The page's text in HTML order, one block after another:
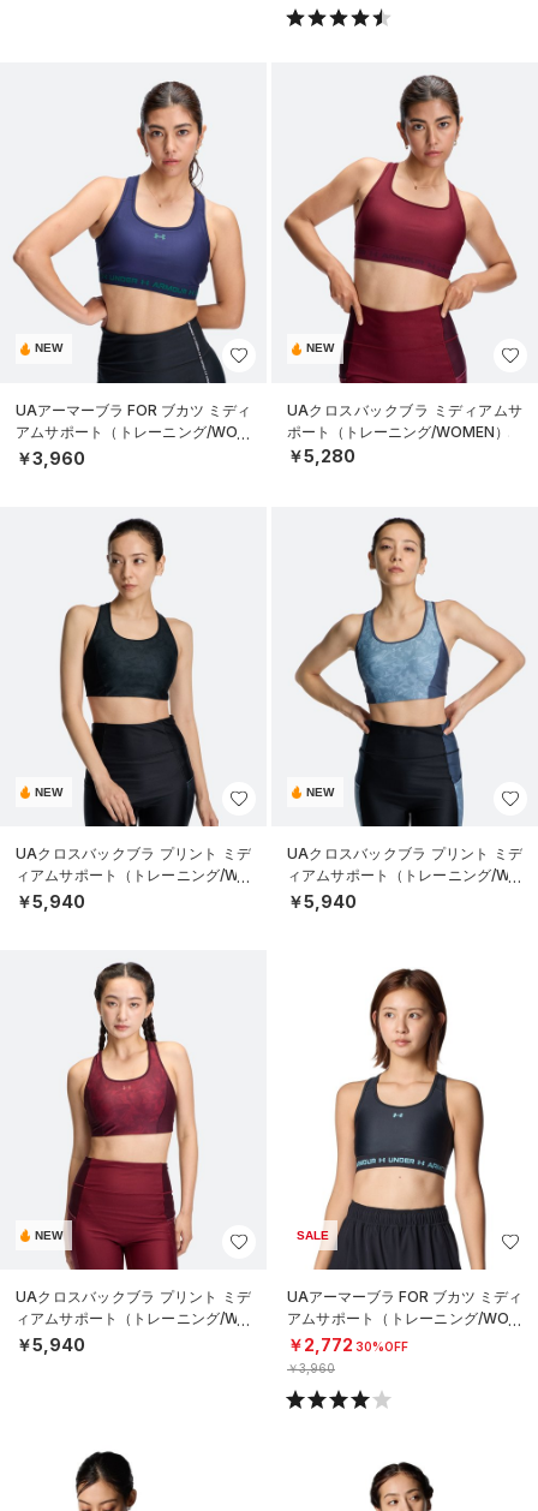
NEW
UAアーマーブラ FOR ブカツ ミディ
アムサポート（トレーニング/WOM
EN）
￥3,960
NEW
UAクロスバックブラ ミディアムサ
ポート（トレーニング/WOMEN）
￥5,280
NEW
UAクロスバックブラ プリント ミデ
ィアムサポート（トレーニング/WO
MEN）
￥5,940
NEW
UAクロスバックブラ プリント ミデ
ィアムサポート（トレーニング/WO
MEN）
￥5,940
NEW
UAクロスバックブラ プリント ミデ
ィアムサポート（トレーニング/WO
MEN）
￥5,940
SALE
UAアーマーブラ FOR ブカツ ミディ
アムサポート（トレーニング/WOM
EN）
￥2,772 30%OFF
￥3,960